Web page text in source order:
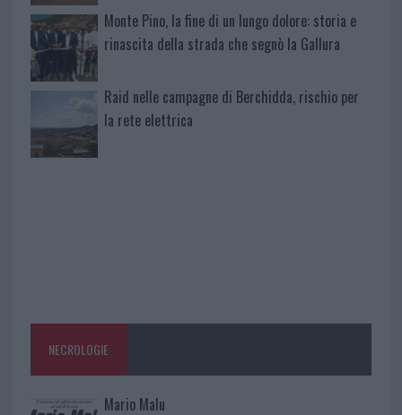
Monte Pino, la fine di un lungo dolore: storia e
rinascita della strada che segnò la Gallura
Raid nelle campagne di Berchidda, rischio per
la rete elettrica
NECROLOGIE
Mario Malu